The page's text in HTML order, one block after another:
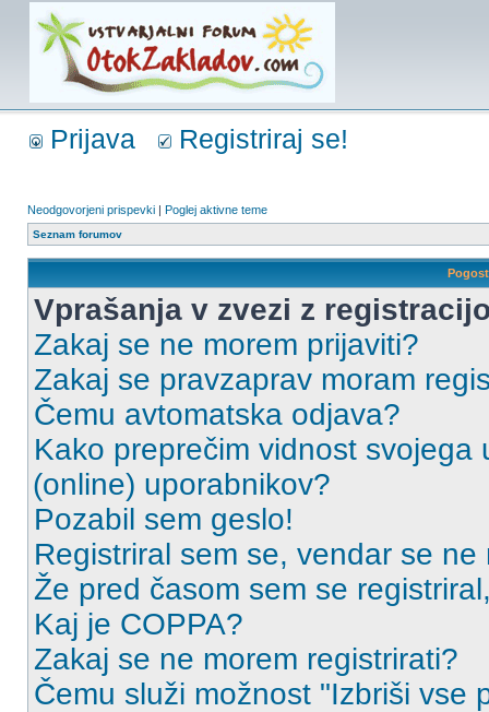
Prijava Registriraj se!
Neodgovorjeni prispevki | Poglej aktivne teme
Seznam forumov
Vprašanja v zvezi z
Zakaj se ne morem prijaviti?
Zakaj se pravzaprav moram
Čemu avtomatska odjava?
Kako preprečim vidnost
(online) uporabnikov?
Pozabil sem geslo!
Registriral sem se, vendar se ne
Že pred časom sem se
Kaj je COPPA?
Zakaj se ne morem registrirati?
Čemu služi možnost "Izbriši vse